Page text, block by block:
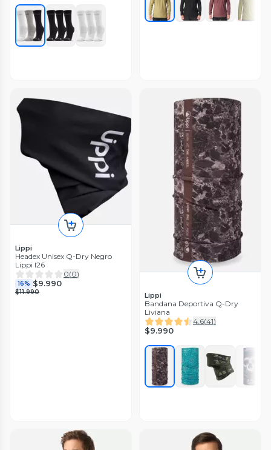
Lippi
Headex Unisex Q-Dry Negro
Lippi I26
0(0)
16% $9.990
$11.990 Lippi
Bandana Deportiva Q-Dry
Liviana
4.6(41)
$9.990